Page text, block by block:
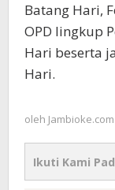
Batang Hari,
OPD lingkup
Hari beserta
Hari.
oleh Jambioke.com
Ikuti Kami